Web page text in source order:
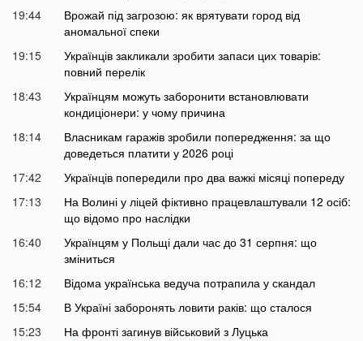
19:44
Врожай під загрозою: як врятувати город від
аномальної спеки
19:15
Українців закликали зробити запаси цих товарів:
повний перелік
18:43
Українцям можуть заборонити встановлювати
кондиціонери: у чому причина
18:14
Власникам гаражів зробили попередження: за що
доведеться платити у 2026 році
17:42
Українців попередили про два важкі місяці попереду
17:13
На Волині у ліцей фіктивно працевлаштували 12 осіб:
що відомо про наслідки
16:40
Українцям у Польщі дали час до 31 серпня: що
зміниться
16:12
Відома українська ведуча потрапила у скандал
15:54
В Україні заборонять ловити раків: що сталося
15:23
На фронті загинув військовий з Луцька